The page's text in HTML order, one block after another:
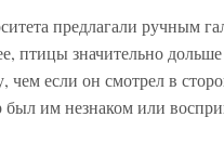
предлагали ручным
птицы значительно
чем если он смотрел в
был им незнаком или